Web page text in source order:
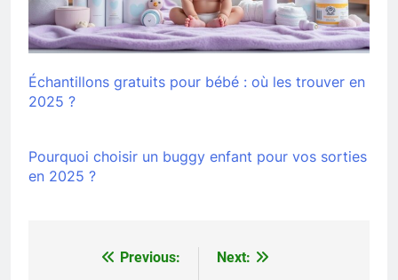
Échantillons gratuits pour bébé : où les trouver en
2025 ?
Pourquoi choisir un buggy enfant pour vos sorties
en 2025 ?
NavigationPrevious:
Next: